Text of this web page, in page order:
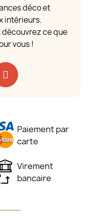
déco et
intérieurs.
ce que
vous !
Paiement par
carte
Virement
bancaire